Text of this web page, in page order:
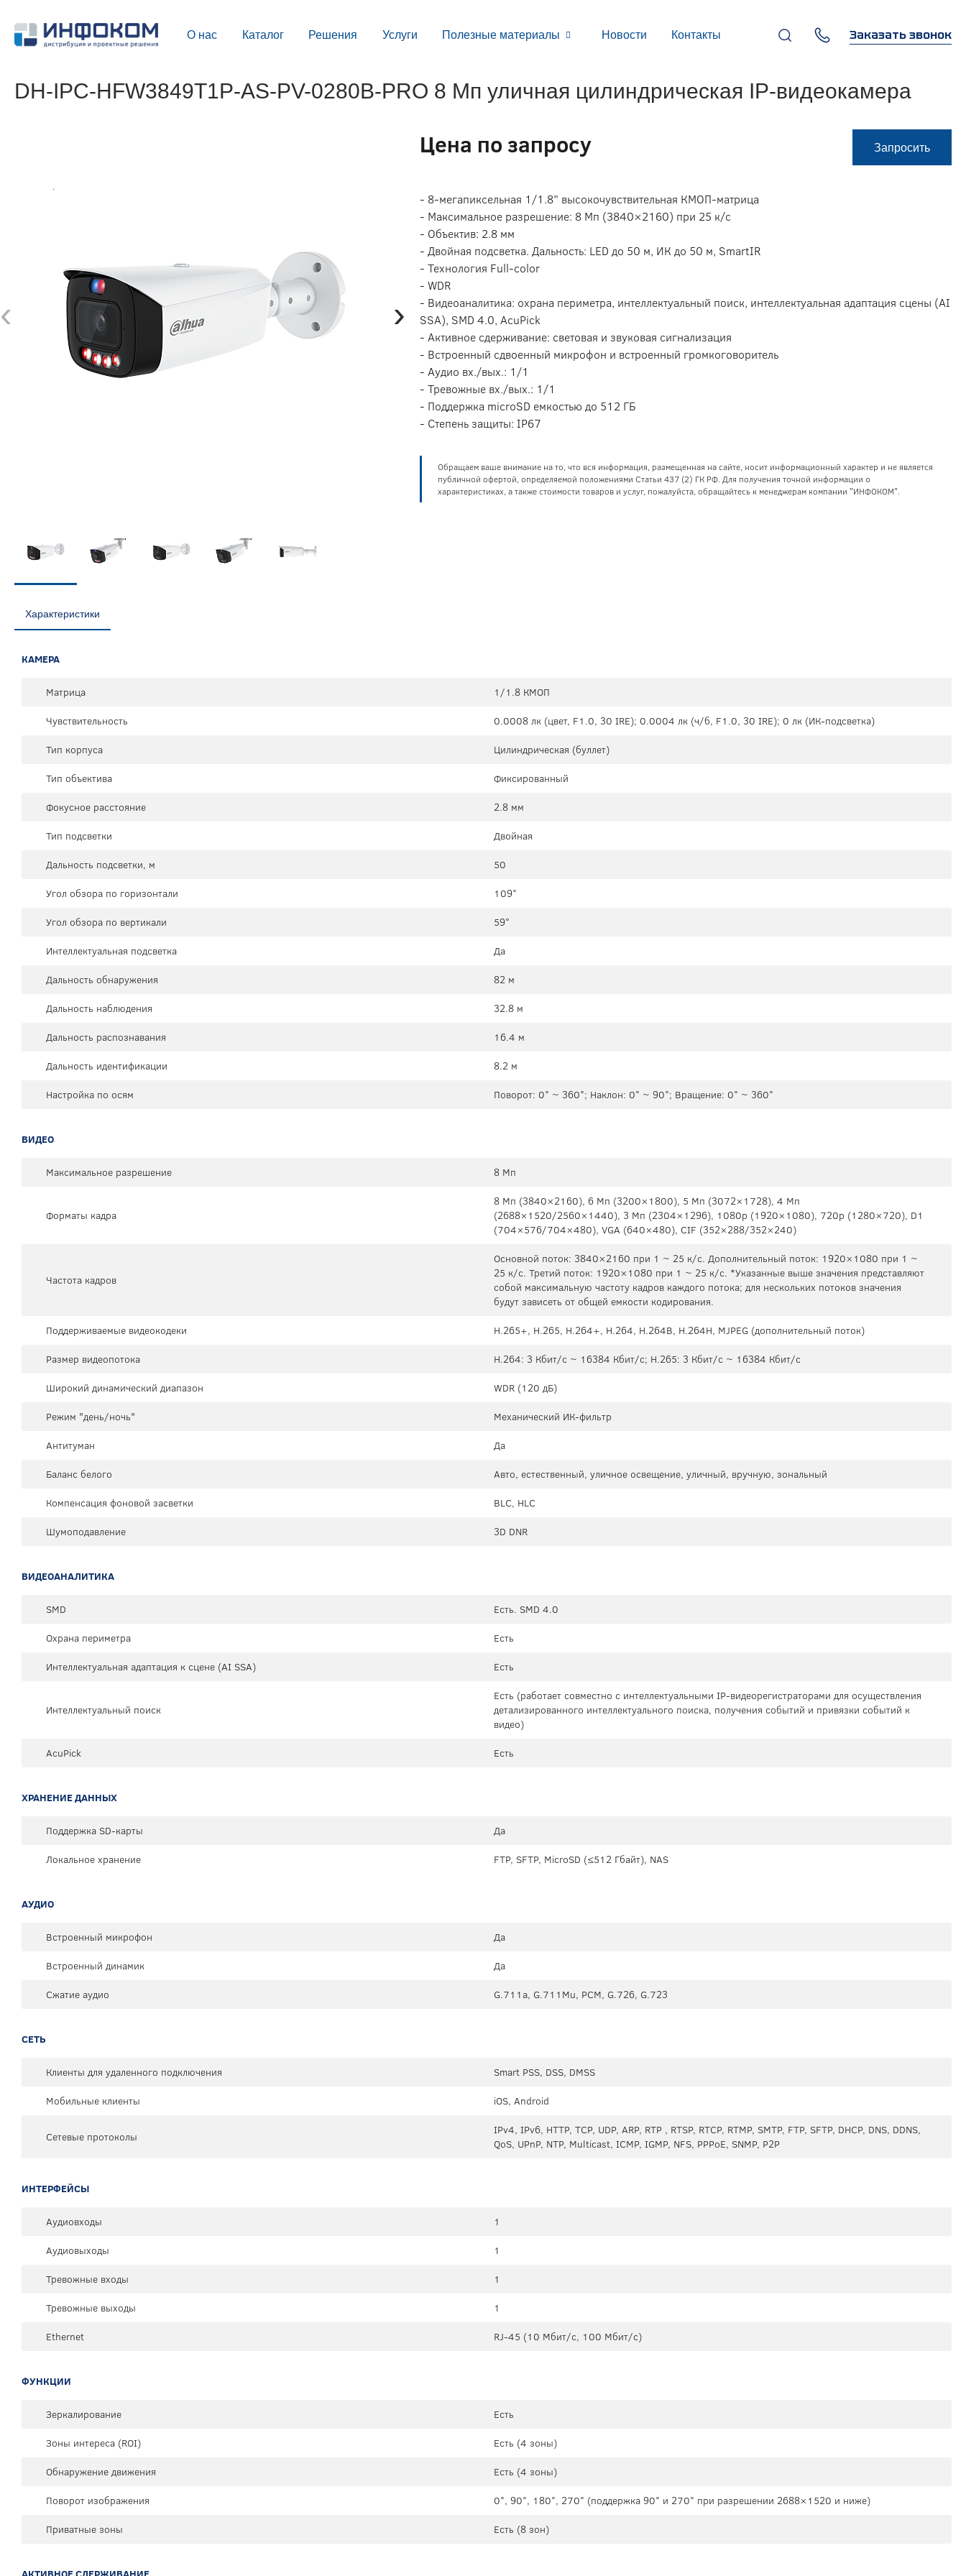
О нас Каталог Решения Услуги Полезные материалы Новости Контакты
г. Москва, 119270,
Лужнецкая наб., д. 6, стр. 1,
Заказать звонок
DH-IPC-HFW3849T1P-AS-PV-0280B-PRO 8 Мп уличная цилиндрическая IP-видеокамера
‹ ›
Цена по запросу Запросить
- 8-мегапиксельная 1/1.8” высокочувствительная КМОП-матрица
- Максимальное разрешение: 8 Мп (3840×2160) при 25 к/с
- Объектив: 2.8 мм
- Двойная подсветка. Дальность: LED до 50 м, ИК до 50 м, SmartIR
- Технология Full-color
- WDR
- Видеоаналитика: охрана периметра, интеллектуальный поиск, интеллектуальная адаптация сцены (AI
SSA), SMD 4.0, AcuPick
- Активное сдерживание: световая и звуковая сигнализация
- Встроенный сдвоенный микрофон и встроенный громкоговоритель
- Аудио вх./вых.: 1/1
- Тревожные вх./вых.: 1/1
- Поддержка microSD емкостью до 512 ГБ
- Степень защиты: IP67
Обращаем ваше внимание на то, что вся информация, размещенная на сайте, носит информационный характер и не является
публичной офертой, определяемой положениями Статьи 437 (2) ГК РФ. Для получения точной информации о
характеристиках, а также стоимости товаров и услуг, пожалуйста, обращайтесь к менеджерам компании "ИНФОКОМ".
Характеристики
КАМЕРА
Матрица
1/1.8 КМОП
Чувствительность
0.0008 лк (цвет, F1.0, 30 IRE); 0.0004 лк (ч/б, F1.0, 30 IRE); 0 лк (ИК-подсветка)
Тип корпуса
Цилиндрическая (буллет)
Тип объектива
Фиксированный
Фокусное расстояние
2.8 мм
Тип подсветки
Двойная
Дальность подсветки, м
50
Угол обзора по горизонтали
109°
Угол обзора по вертикали
59°
Интеллектуальная подсветка
Да
Дальность обнаружения
82 м
Дальность наблюдения
32.8 м
Дальность распознавания
16.4 м
Дальность идентификации
8.2 м
Настройка по осям
Поворот: 0° ~ 360°; Наклон: 0° ~ 90°; Вращение: 0° ~ 360°
ВИДЕО
Максимальное разрешение 8 Мп
Форматы кадра
8 Mп (3840×2160), 6 Mп (3200×1800), 5 Mп (3072×1728), 4 Mп
(2688×1520/2560×1440), 3 Mп (2304×1296), 1080p (1920×1080), 720p (1280×720), D1
(704×576/704×480), VGA (640×480), CIF (352×288/352×240)
Частота кадров
Основной поток: 3840×2160 при 1 ~ 25 к/с. Дополнительный поток: 1920×1080 при 1 ~
25 к/с. Третий поток: 1920×1080 при 1 ~ 25 к/с. *Указанные выше значения представляют
собой максимальную частоту кадров каждого потока; для нескольких потоков значения
будут зависеть от общей емкости кодирования.
Поддерживаемые видеокодеки
H.265+, H.265, H.264+, H.264, H.264B, H.264H, MJPEG (дополнительный поток)
Размер видеопотока
H.264: 3 Кбит/с ~ 16384 Кбит/с; H.265: 3 Кбит/с ~ 16384 Кбит/с
Широкий динамический диапазон
WDR (120 дБ)
Режим "день/ночь"
Механический ИК-фильтр
Антитуман
Да
Баланс белого
Авто, естественный, уличное освещение, уличный, вручную, зональный
Компенсация фоновой засветки
BLC, HLC
Шумоподавление
3D DNR
ВИДЕОАНАЛИТИКА
SMD
Есть. SMD 4.0
Охрана периметра
Есть
Интеллектуальная адаптация к сцене (AI SSA)
Есть
Интеллектуальный поиск
Есть (работает совместно с интеллектуальными IP-видеорегистраторами для осуществления
детализированного интеллектуального поиска, получения событий и привязки событий к
видео)
AcuPick
Есть
ХРАНЕНИЕ ДАННЫХ
Поддержка SD-карты
Да
Локальное хранение
FTP, SFTP, MicroSD (≤512 Гбайт), NAS
АУДИО
Встроенный микрофон
Да
Встроенный динамик
Да
Сжатие аудио
G.711a, G.711Mu, PCM, G.726, G.723
СЕТЬ
Клиенты для удаленного подключения
Smart PSS, DSS, DMSS
Мобильные клиенты
iOS, Android
Сетевые протоколы
IPv4, IPv6, HTTP, TCP, UDP, ARP, RTP , RTSP, RTCP, RTMP, SMTP, FTP, SFTP, DHCP, DNS, DDNS,
QoS, UPnP, NTP, Multicast, ICMP, IGMP, NFS, PPPoE, SNMP, P2P
ИНТЕРФЕЙСЫ
Аудиовходы
1
Аудиовыходы
1
Тревожные входы
1
Тревожные выходы
1
Ethernet
RJ-45 (10 Мбит/с, 100 Мбит/с)
ФУНКЦИИ
Зеркалирование
Есть
Зоны интереса (ROI)
Есть (4 зоны)
Обнаружение движения
Есть (4 зоны)
Поворот изображения
0°, 90°, 180°, 270° (поддержка 90° и 270° при разрешении 2688×1520 и ниже)
Приватные зоны
Есть (8 зон)